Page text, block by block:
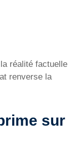
réalité factuelle
renverse la
sur